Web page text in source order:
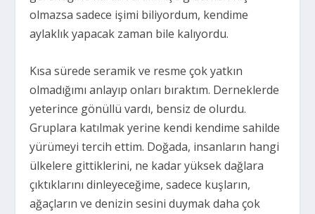
olmazsa sadece işimi biliyordum, kendime
aylaklık yapacak zaman bile kalıyordu.
Kısa sürede seramik ve resme çok yatkın
olmadığımı anlayıp onları bıraktım. Derneklerde
yeterince gönüllü vardı, bensiz de olurdu.
Gruplara katılmak yerine kendi kendime sahilde
yürümeyi tercih ettim. Doğada, insanların hangi
ülkelere gittiklerini, ne kadar yüksek dağlara
çıktıklarını dinleyeceğime, sadece kuşların,
ağaçların ve denizin sesini duymak daha çok